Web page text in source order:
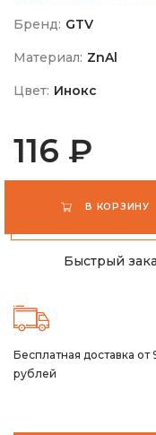
Бренд: GTV
Материал: ZnAl
Цвет: Инокс
116 ₽
В КОРЗИНУ
Быстрый
Бесплатная доставка от
рублей